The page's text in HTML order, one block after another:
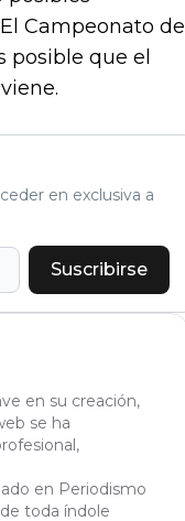
Campeonato de
posible que el
en exclusiva a
Suscribirse
en su creación,
se ha
en Periodismo
toda índole